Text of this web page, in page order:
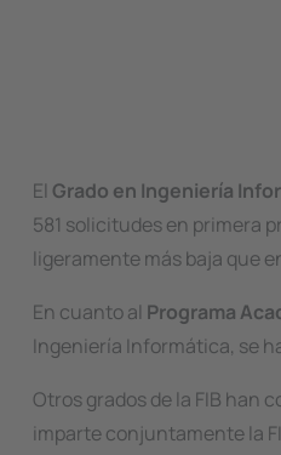
El Grado en Ingeniería
581 solicitudes en primera
ligeramente más baja que
En cuanto al Programa
Ingeniería Informática, se
Otros grados de la FIB han
imparte conjuntamente la